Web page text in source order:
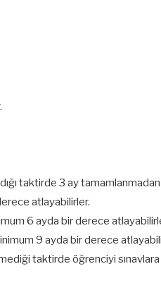
taktirde 3 ay tamamlanmadan
atlayabilirler.
6 ayda bir derece
9 ayda bir derece
taktirde öğrenciyi